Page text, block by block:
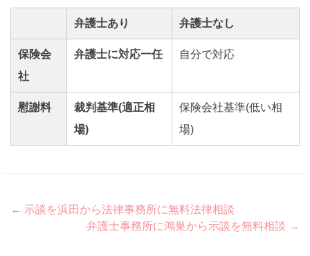
弁護士あり 弁護士なし
保険会
社
弁護士に対応一任 自分で対応
慰謝料
裁判基準(適正相
場)
保険会社基準(低い相
場)
Post
navigation
← 示談を浜田から法律事務所に無料法律相談
弁護士事務所に鴻巣から示談を無料相談 →